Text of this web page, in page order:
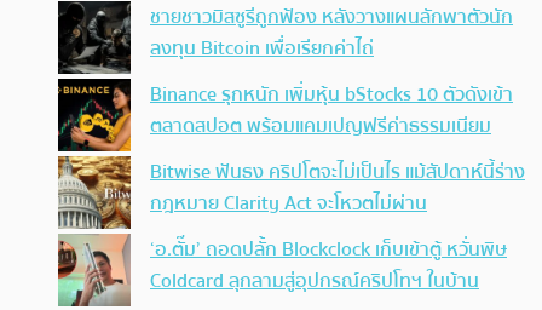
ชายชาวมิสซูรีถูกฟ้อง หลังวางแผนลักพาตัวนัก
ลงทุน Bitcoin เพื่อเรียกค่าไถ่
Binance รุกหนัก เพิ่มหุ้น bStocks 10 ตัวดังเข้า
ตลาดสปอต พร้อมแคมเปญฟรีค่าธรรมเนียม
Bitwise ฟันธง คริปโตจะไม่เป็นไร แม้สัปดาห์นี้ร่าง
กฎหมาย Clarity Act จะโหวตไม่ผ่าน
‘อ.ตั๊ม’ ถอดปลั้ก Blockclock เก็บเข้าตู้ หวั่นพิษ
Coldcard ลุกลามสู่อุปกรณ์คริปโทฯ ในบ้าน